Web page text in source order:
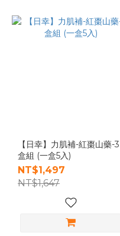
【日幸】力肌補-紅棗山藥-3
盒組 (一盒5入)
NT$1,497
NT$1,647